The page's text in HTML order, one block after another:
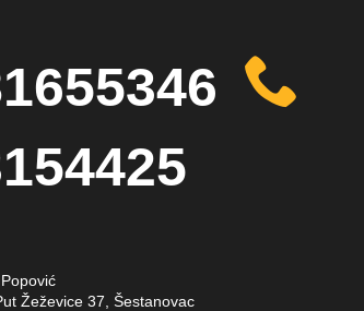
Žeževice 37, Šestanovac